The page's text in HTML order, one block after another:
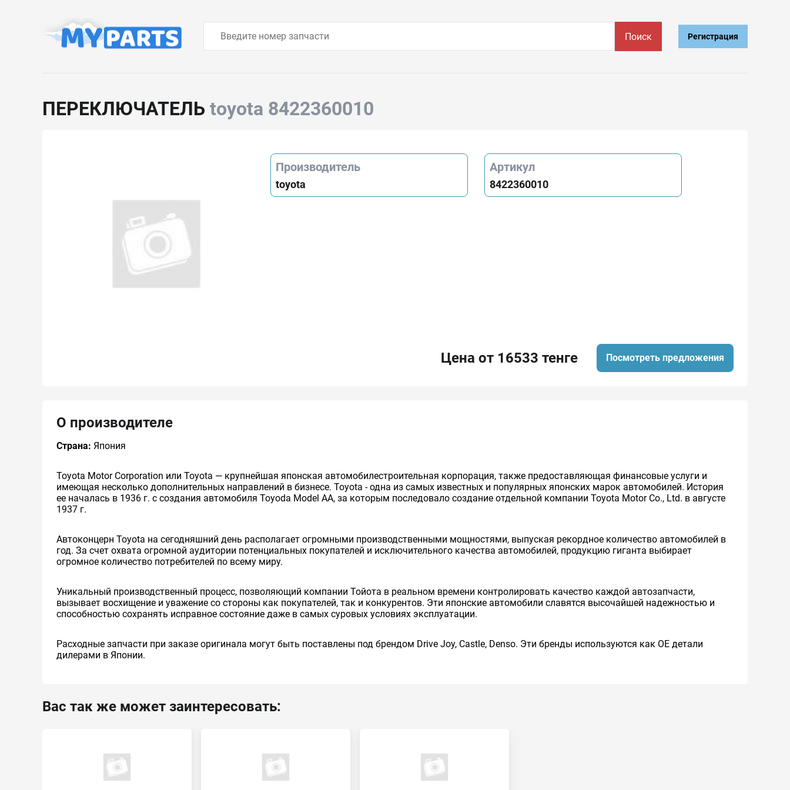
Поиск Регистрация
ПЕРЕКЛЮЧАТЕЛЬ toyota 8422360010
Производитель
toyota
Артикул
8422360010
Цена от 16533 тенге Посмотреть предложения
О производителе
Страна: Япония
Toyota Motor Corporation или Toyota — крупнейшая японская автомобилестроительная корпорация, также предоставляющая финансовые услуги и
имеющая несколько дополнительных направлений в бизнесе. Toyota - одна из самых известных и популярных японских марок автомобилей. История
ее началась в 1936 г. с создания автомобиля Toyoda Model AA, за которым последовало создание отдельной компании Toyota Motor Co., Ltd. в августе
1937 г.
Автоконцерн Toyota на сегодняшний день располагает огромными производственными мощностями, выпуская рекордное количество автомобилей в
год. За счет охвата огромной аудитории потенциальных покупателей и исключительного качества автомобилей, продукцию гиганта выбирает
огромное количество потребителей по всему миру.
Уникальный производственный процесс, позволяющий компании Тойота в реальном времени контролировать качество каждой автозапчасти,
вызывает восхищение и уважение со стороны как покупателей, так и конкурентов. Эти японские автомобили славятся высочайшей надежностью и
способностью сохранять исправное состояние даже в самых суровых условиях эксплуатации.
Расходные запчасти при заказе оригинала могут быть поставлены под брендом Drive Joy, Castle, Denso. Эти бренды используются как ОЕ детали
дилерами в Японии.
Вас так же может заинтересовать: